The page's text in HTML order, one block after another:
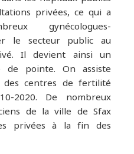
privées, ce qui a
gynécologues-
le secteur public au
Il devient ainsi un
de pointe. On assiste
centres de fertilité
2020. De nombreux
de la ville de Sfax
privées à la fin des